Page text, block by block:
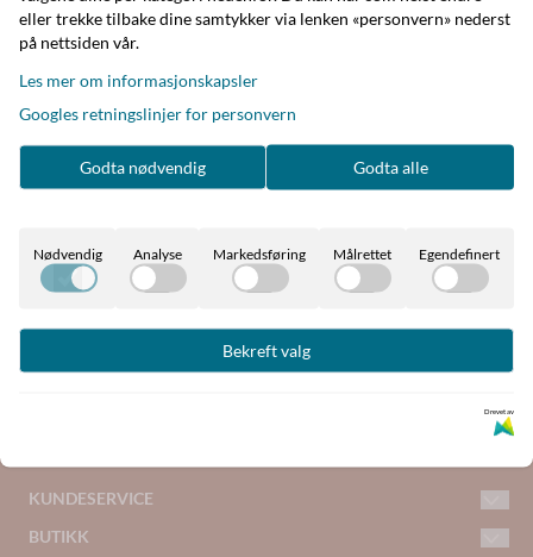
Kjøp
På bestillinger over 1499 NOK
vi sender med Bring og PostNord
SIKKER BETALING
KUNDESERVICE
kundeservice@woiwoi.no
BUTIKK
eller trekke tilbake dine samtykker via lenken «personvern» nederst
på nettsiden vår.
Les mer om informasjonskapsler
Googles retningslinjer for personvern
Godta nødvendig Godta alle
Nødvendig Analyse Markedsføring Målrettet Egendefinert
Bekreft valg
Drevet av